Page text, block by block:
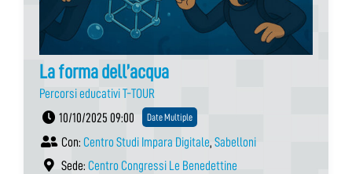
La forma dell’acqua
Percorsi educativi T-TOUR
10/10/2025 09:00
Date Multiple
Con: Centro Studi Impara Digitale, Sabelloni
Sede: Centro Congressi Le Benedettine